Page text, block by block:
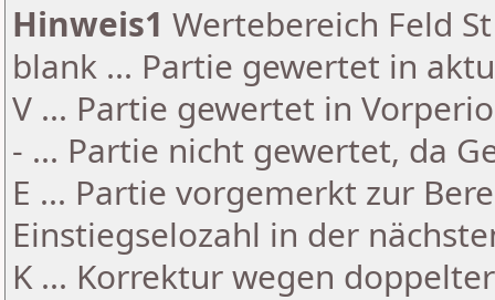
Hinweis1 Wertebereich Feld
blank ... Partie gewertet in
V ... Partie gewertet in
- ... Partie nicht gewertet, da
E ... Partie vorgemerkt zur
Einstiegselozahl in der
K ... Korrektur wegen